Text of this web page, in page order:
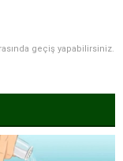
geçiş yapabilirsiniz.